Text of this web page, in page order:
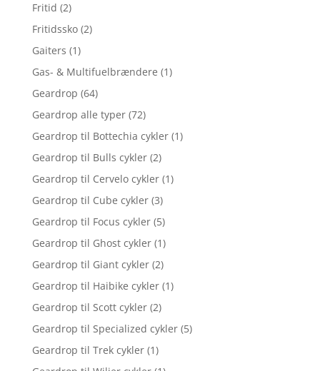
Fritid (2)
Fritidssko (2)
Gaiters (1)
Gas- & Multifuelbrændere (1)
Geardrop (64)
Geardrop alle typer (72)
Geardrop til Bottechia cykler (1)
Geardrop til Bulls cykler (2)
Geardrop til Cervelo cykler (1)
Geardrop til Cube cykler (3)
Geardrop til Focus cykler (5)
Geardrop til Ghost cykler (1)
Geardrop til Giant cykler (2)
Geardrop til Haibike cykler (1)
Geardrop til Scott cykler (2)
Geardrop til Specialized cykler (5)
Geardrop til Trek cykler (1)